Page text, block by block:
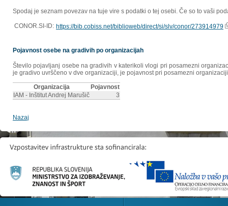
Spodaj je seznam povezav na tuje vire s podatki o tej osebi. Če so to vaši
CONOR.SI-ID: https://bib.cobiss.net/biblioweb/direct/si/slv/conor/273914979
Pojavnost osebe na gradivih po organizacijah
Število pojavljanj osebe na gradivih v katerikoli vlogi pri posamezni
je gradivo uvrščeno v dve organizaciji, je pojavnost pri posamezni
Organizacija
Pojavnost
IAM - Inštitut Andrej Marušič
3
Nazaj